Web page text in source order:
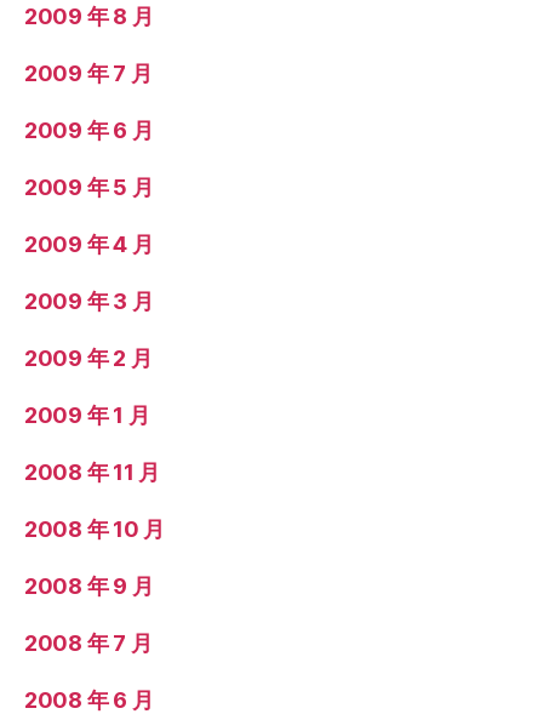
2009 年 8 月
2009 年 7 月
2009 年 6 月
2009 年 5 月
2009 年 4 月
2009 年 3 月
2009 年 2 月
2009 年 1 月
2008 年 11 月
2008 年 10 月
2008 年 9 月
2008 年 7 月
2008 年 6 月